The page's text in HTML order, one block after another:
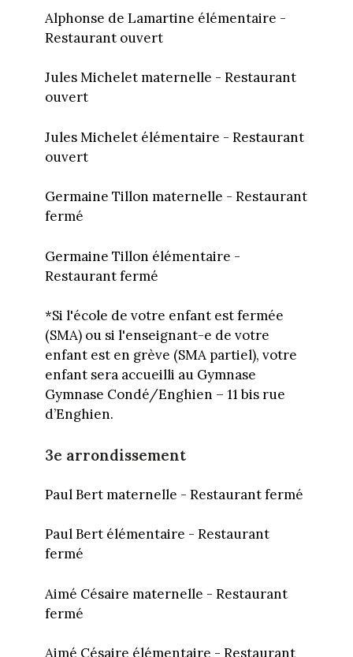
Alphonse de Lamartine élémentaire -
Restaurant ouvert
Jules Michelet maternelle - Restaurant
ouvert
Jules Michelet élémentaire - Restaurant
ouvert
Germaine Tillon maternelle - Restaurant
fermé
Germaine Tillon élémentaire -
Restaurant fermé
*Si l'école de votre enfant est fermée
(SMA) ou si l'enseignant-e de votre
enfant est en grève (SMA partiel), votre
enfant sera accueilli au Gymnase
Gymnase Condé/Enghien – 11 bis rue
d’Enghien.
3e arrondissement
Paul Bert maternelle - Restaurant fermé
Paul Bert élémentaire - Restaurant
fermé
Aimé Césaire maternelle - Restaurant
fermé
Aimé Césaire élémentaire - Restaurant